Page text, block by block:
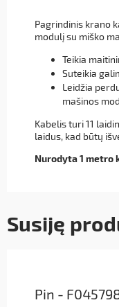
Pagrindinis krano
modulį su miško
Teikia
Suteikia
Leidžia
mašinos
Kabelis turi 11
laidus, kad būtų
Nurodyta 1 metro
Susiję
Pin -